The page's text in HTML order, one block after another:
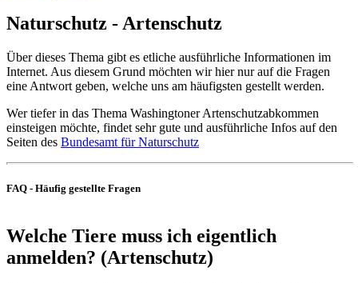
Naturschutz - Artenschutz
Über dieses Thema gibt es etliche ausführliche Informationen im
Internet. Aus diesem Grund möchten wir hier nur auf die Fragen
eine Antwort geben, welche uns am häufigsten gestellt werden.
Wer tiefer in das Thema Washingtoner Artenschutzabkommen
einsteigen möchte, findet sehr gute und ausführliche Infos auf den
Seiten des Bundesamt für Naturschutz
FAQ - Häufig gestellte Fragen
Welche Tiere muss ich eigentlich
anmelden? (Artenschutz)